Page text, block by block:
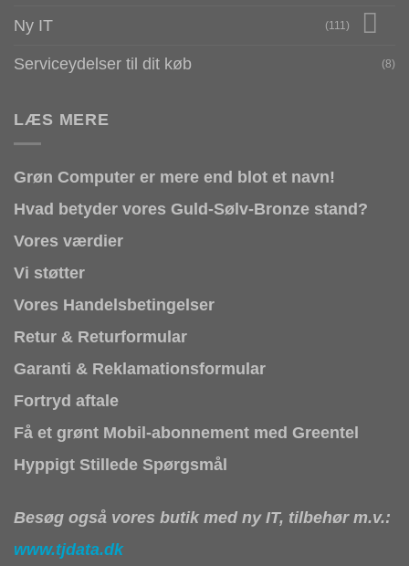
Ny IT (111)
Serviceydelser til dit køb (8)
LÆS MERE
Grøn Computer er mere end blot et navn!
Hvad betyder vores Guld-Sølv-Bronze stand?
Vores værdier
Vi støtter
Vores Handelsbetingelser
Retur & Returformular
Garanti & Reklamationsformular
Fortryd aftale
Få et grønt Mobil-abonnement med Greentel
Hyppigt Stillede Spørgsmål
Besøg også vores butik med ny IT, tilbehør m.v.:
www.tjdata.dk